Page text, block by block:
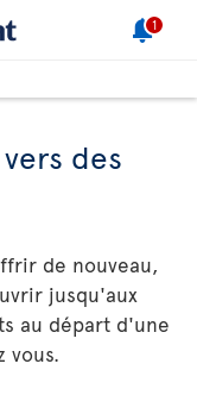
1
des
de nouveau,
jusqu'aux
au départ d'une
vous.